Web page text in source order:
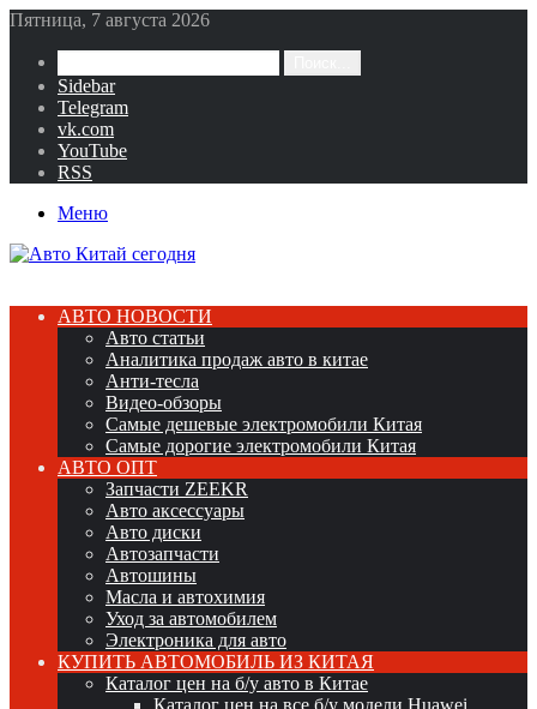
Пятница, 7 августа 2026
Sidebar
Telegram
vk.com
YouTube
RSS
Меню
АВТО НОВОСТИ
Авто статьи
Аналитика продаж авто в китае
Анти-тесла
Видео-обзоры
Самые дешевые электромобили Китая
Самые дорогие электромобили Китая
АВТО ОПТ
Запчасти ZEEKR
Авто аксессуары
Авто диски
Автозапчасти
Автошины
Масла и автохимия
Уход за автомобилем
Электроника для авто
КУПИТЬ АВТОМОБИЛЬ ИЗ КИТАЯ
Каталог цен на б/у авто в Китае
Каталог цен на все б/у модели Huawei